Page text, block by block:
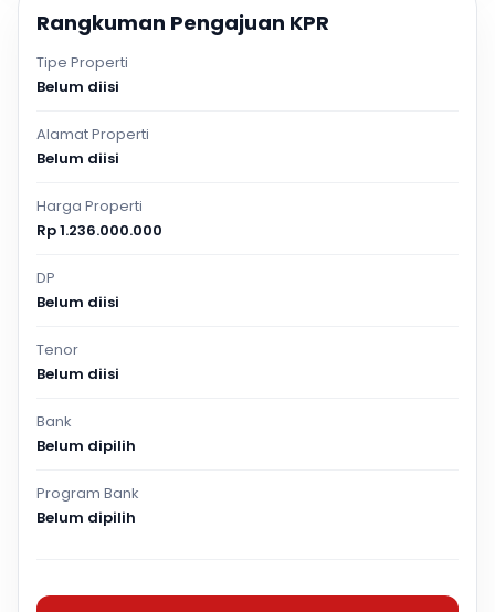
Rangkuman Pengajuan KPR
Tipe Properti
Belum diisi
Alamat Properti
Belum diisi
Harga Properti
Rp 1.236.000.000
DP
Belum diisi
Tenor
Belum diisi
Bank
Belum dipilih
Program Bank
Belum dipilih